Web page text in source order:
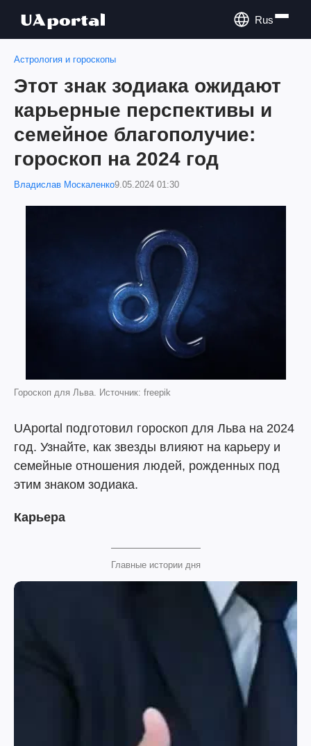
Rus
Астрология и гороскопы
Этот знак зодиака ожидают
карьерные перспективы и
семейное благополучие:
гороскоп на 2024 год
Владислав Москаленко9.05.2024 01:30
Гороскоп для Льва. Источник: freepik
UAportal подготовил гороскоп для Льва на 2024
год. Узнайте, как звезды влияют на карьеру и
семейные отношения людей, рожденных под
этим знаком зодиака.
Карьера
Главные истории дня